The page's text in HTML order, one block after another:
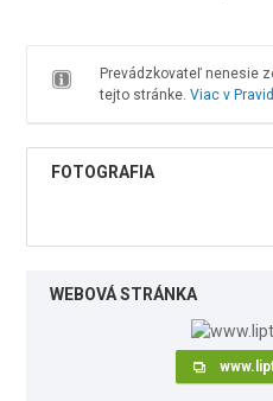
Prevádzkovateľ nenesie
tejto stránke. Viac v
FOTOGRAFIA
WEBOVÁ STRÁNKA